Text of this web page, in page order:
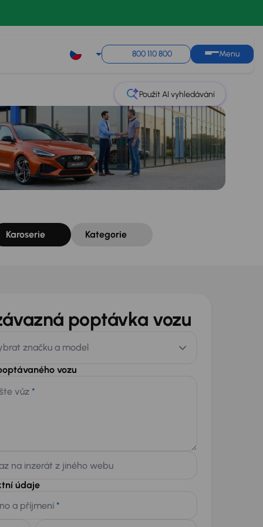
800 110 800 Menu
Použít AI vyhledávání
Karoserie Kategorie
poptávka vozu
značku a model
vozu
vůz *
na inzerát z jiného webu
údaje
a příjmení *